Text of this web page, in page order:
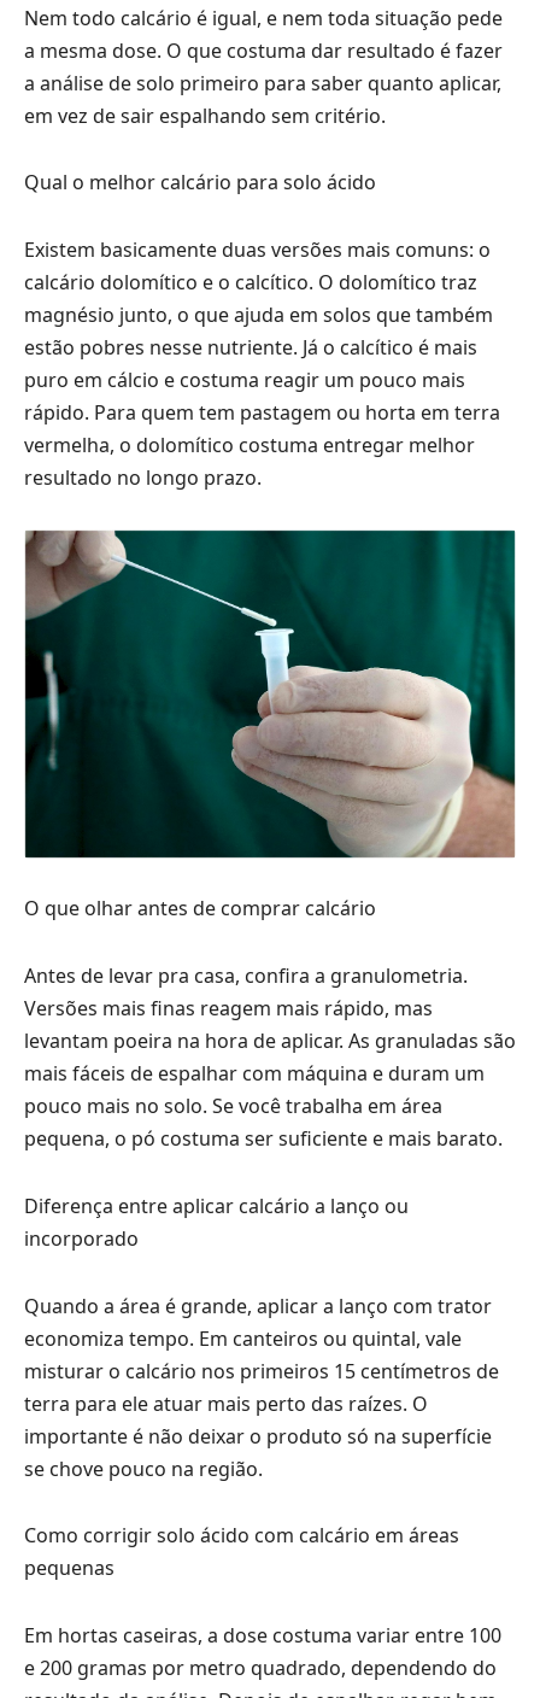
Nem todo calcário é igual, e nem toda situação pede
a mesma dose. O que costuma dar resultado é fazer
a análise de solo primeiro para saber quanto aplicar,
em vez de sair espalhando sem critério.
Qual o melhor calcário para solo ácido
Existem basicamente duas versões mais comuns: o
calcário dolomítico e o calcítico. O dolomítico traz
magnésio junto, o que ajuda em solos que também
estão pobres nesse nutriente. Já o calcítico é mais
puro em cálcio e costuma reagir um pouco mais
rápido. Para quem tem pastagem ou horta em terra
vermelha, o dolomítico costuma entregar melhor
resultado no longo prazo.
O que olhar antes de comprar calcário
Antes de levar pra casa, confira a granulometria.
Versões mais finas reagem mais rápido, mas
levantam poeira na hora de aplicar. As granuladas são
mais fáceis de espalhar com máquina e duram um
pouco mais no solo. Se você trabalha em área
pequena, o pó costuma ser suficiente e mais barato.
Diferença entre aplicar calcário a lanço ou
incorporado
Quando a área é grande, aplicar a lanço com trator
economiza tempo. Em canteiros ou quintal, vale
misturar o calcário nos primeiros 15 centímetros de
terra para ele atuar mais perto das raízes. O
importante é não deixar o produto só na superfície
se chove pouco na região.
Como corrigir solo ácido com calcário em áreas
pequenas
Em hortas caseiras, a dose costuma variar entre 100
e 200 gramas por metro quadrado, dependendo do